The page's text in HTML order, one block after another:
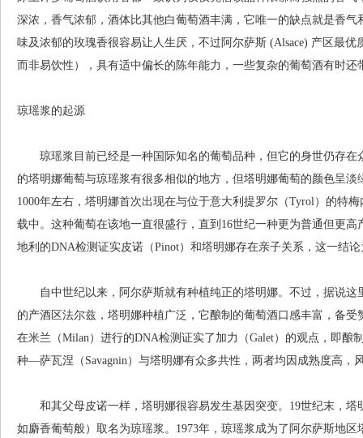
深浓，香气浓郁，酒体比其他白葡萄酒丰满，它唯一的缺点就是香
味及浓郁的玫瑰香很容易让人生厌，不过阿尔萨斯 (Alsace) 产区最
而非易饮性），具有适中偏长的陈年能力，一些复杂的葡萄酒有时还
琼瑶浆的起源
琼瑶浆目前已经是一种国际知名的葡萄品种，但它的身世仍存在
的塔明娜葡萄与琼瑶浆有很多相似的地方，但塔明娜葡萄的颜色呈
1000年左右，塔明娜首次出现在与位于意大利提罗尔（Tyrol）的特
载中。这种葡萄在该地一直很盛行，直到16世纪一种更为普通但更
地利的DNA检测证实皮诺（Pinot）和塔明娜存在亲子关系，这一结
自中世纪以来，阿尔萨斯就有种植纯正的塔明娜。不过，据说这
的产酒区法尔兹，塔明娜种植广泛，它酿制的葡萄酒口感丰富，备
在米兰（Milan）进行的DNA检测证实了加力（Galet）的观点，即酿
种—萨瓦涅（Savagnin）与塔明娜有众多共性，两者均因成熟度高，
和其父母皮诺一样，塔明娜很容易发生基因突变。19世纪末，塔
如麝香葡萄般）取名为琼瑶浆。1973年，琼瑶浆成为了阿尔萨斯地